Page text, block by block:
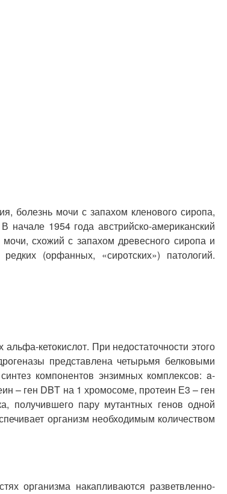
болезнь мочи с запахом кленового сиропа,
начале 1954 года австрийско-американский
схожий с запахом древесного сиропа и
(орфанных, «сиротских») патологий.
кетокислот. При недостаточности этого
представлена четырьмя белковыми
компонентов энзимных комплексов: a-
– ген DBT на 1 хромосоме, протеин Е3 – ген
получившего пару мутантных генов одной
организм необходимым количеством
организма накапливаются разветвленно-